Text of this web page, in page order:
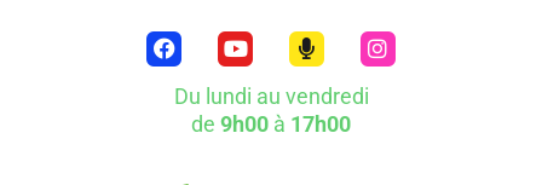
Du lundi au vendredi
de 9h00 à 17h00